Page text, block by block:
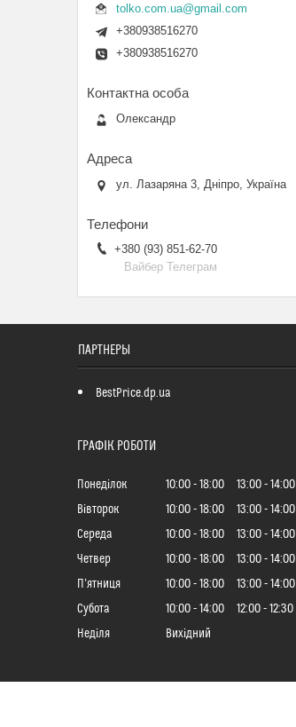
tolko.com.ua@gmail.com
+380938516270
+380938516270
Олександр
ул. Лазаряна 3, Дніпро, Україна
+380 (93) 851-62-70
Вайбер Телеграм
ПАРТНЕРЫ
BestPrice.dp.ua
ГРАФІК РОБОТИ
Понеділок 10:00 18:00 13:00
14:00
Вівторок
10:00 18:00 13:00
14:00
Середа
10:00 18:00 13:00
14:00
Четвер
10:00 18:00 13:00
14:00
Пʼятниця
10:00 18:00 13:00
14:00
Субота
10:00 14:00 12:00
12:30
Неділя
Вихідний